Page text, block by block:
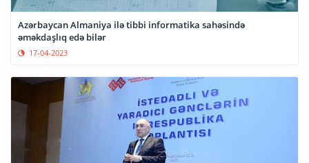
Azərbaycan Almaniya ilə tibbi informatika sahəsində
əməkdaşlıq edə bilər
17-04-2023